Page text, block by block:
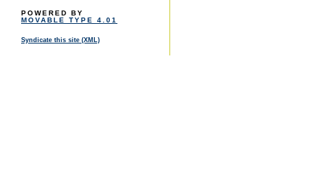
POWERED BY
MOVABLE TYPE 4.01
Syndicate this site (XML)